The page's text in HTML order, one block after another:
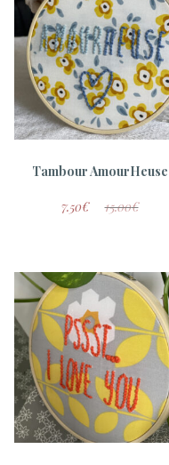
Tambour AmourHeuse
7.50€ 15.00€